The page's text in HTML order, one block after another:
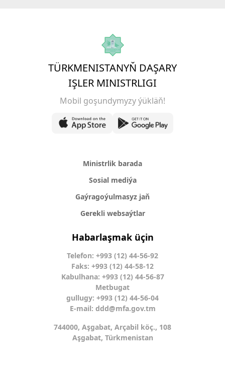
TÜRKMENISTANYŇ DAŞARY
IŞLER MINISTRLIGI
Mobil goşundymyzy ýükläň!
Ministrlik barada
Sosial mediýa
Gaýragoýulmasyz jaň
Gerekli websaýtlar
Habarlaşmak üçin
Telefon: +993 (12) 44-56-92
Faks: +993 (12) 44-58-12
Kabulhana: +993 (12) 44-56-87
Metbugat
gullugy: +993 (12) 44-56-04
E-mail: ddd@mfa.gov.tm
744000, Aşgabat, Arçabil köç., 108
Aşgabat, Türkmenistan